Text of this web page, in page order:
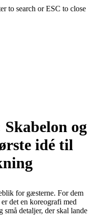
to search or ESC to close
og
idé til
for gæsterne. For dem
det en koreografi med
små detaljer, der skal lande